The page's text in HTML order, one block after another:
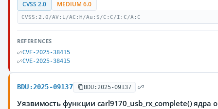
CVSS 2.0 MEDIUM 6.0
CVSS:2.0/AV:L/AC:H/Au:S/C:C/I:C/A:C
REFERENCES
CVE-2025-38415
CVE-2025-38415
BDU:2025-09137 BDU:2025-09137
Уязвимость функции carl9170_usb_rx_complete()